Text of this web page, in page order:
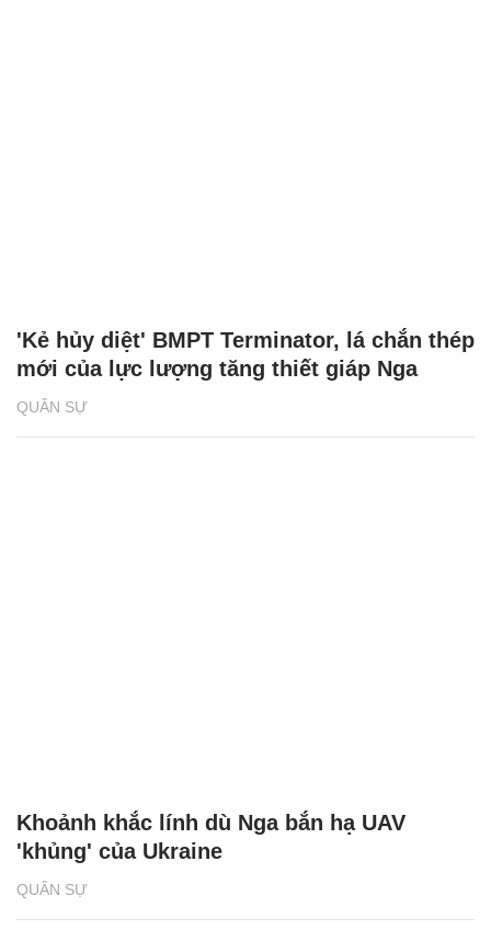
QUÂN SỰ
'Kẻ hủy diệt' BMPT Terminator, lá chắn thép
mới của lực lượng tăng thiết giáp Nga
QUÂN SỰ
Khoảnh khắc lính dù Nga bắn hạ UAV
'khủng' của Ukraine